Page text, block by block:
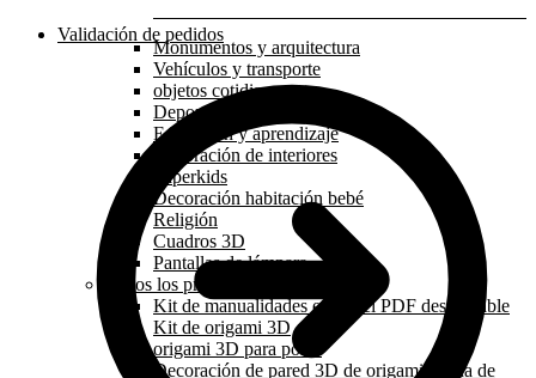
Validación de pedidos
Monumentos y arquitectura
Vehículos y transporte
objetos cotidianos
Deporte y profesión
Educación y aprendizaje
Decoración de interiores
Paperkids
Decoración habitación bebé
Religión
Cuadros 3D
Pantallas de lámpara
Todos los productos
Kit de manualidades en papel PDF descargable
Kit de origami 3D
origami 3D para posar
Decoración de pared 3D de origami hecha de